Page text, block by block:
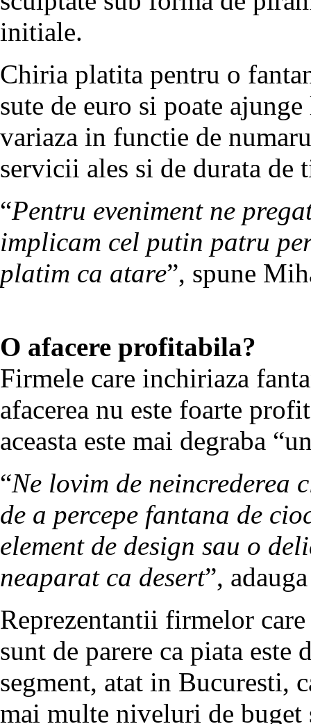
initiale.
Chiria platita pentru o
sute de euro si poate
variaza in functie de
servicii ales si de durata
“Pentru eveniment ne
implicam cel putin patru
platim ca atare”, spune
O afacere profitabila?
Firmele care inchiriaza
afacerea nu este foarte
aceasta este mai degraba
“Ne lovim de neincrederea
de a percepe fantana de
element de design sau o
neaparat ca desert”,
Reprezentantii firmelor
sunt de parere ca piata este
segment, atat in Bucuresti,
mai multe niveluri de buget